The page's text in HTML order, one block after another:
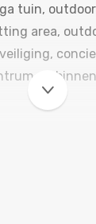
tuin,
area,
en